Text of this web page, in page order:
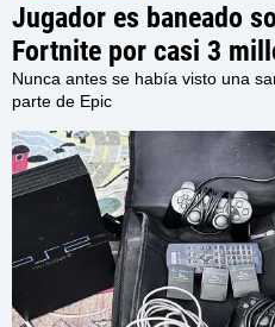
Jugador es baneado
Fortnite por casi 3
podrá interactuar con
juego por los próximos
Nunca antes se había visto una
parte de Epic